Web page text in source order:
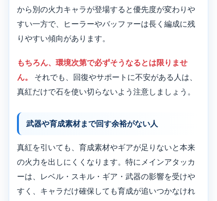
から別の火力キャラが登場すると優先度が変わりや
すい一方で、ヒーラーやバッファーは長く編成に残
りやすい傾向があります。
もちろん、環境次第で必ずそうなるとは限りませ
ん。
それでも、回復やサポートに不安がある人は、
真紅だけで石を使い切らないよう注意しましょう。
武器や育成素材まで回す余裕がない人
真紅を引いても、育成素材やギアが足りないと本来
の火力を出しにくくなります。特にメインアタッカ
ーは、レベル・スキル・ギア・武器の影響を受けや
すく、キャラだけ確保しても育成が追いつかなけれ